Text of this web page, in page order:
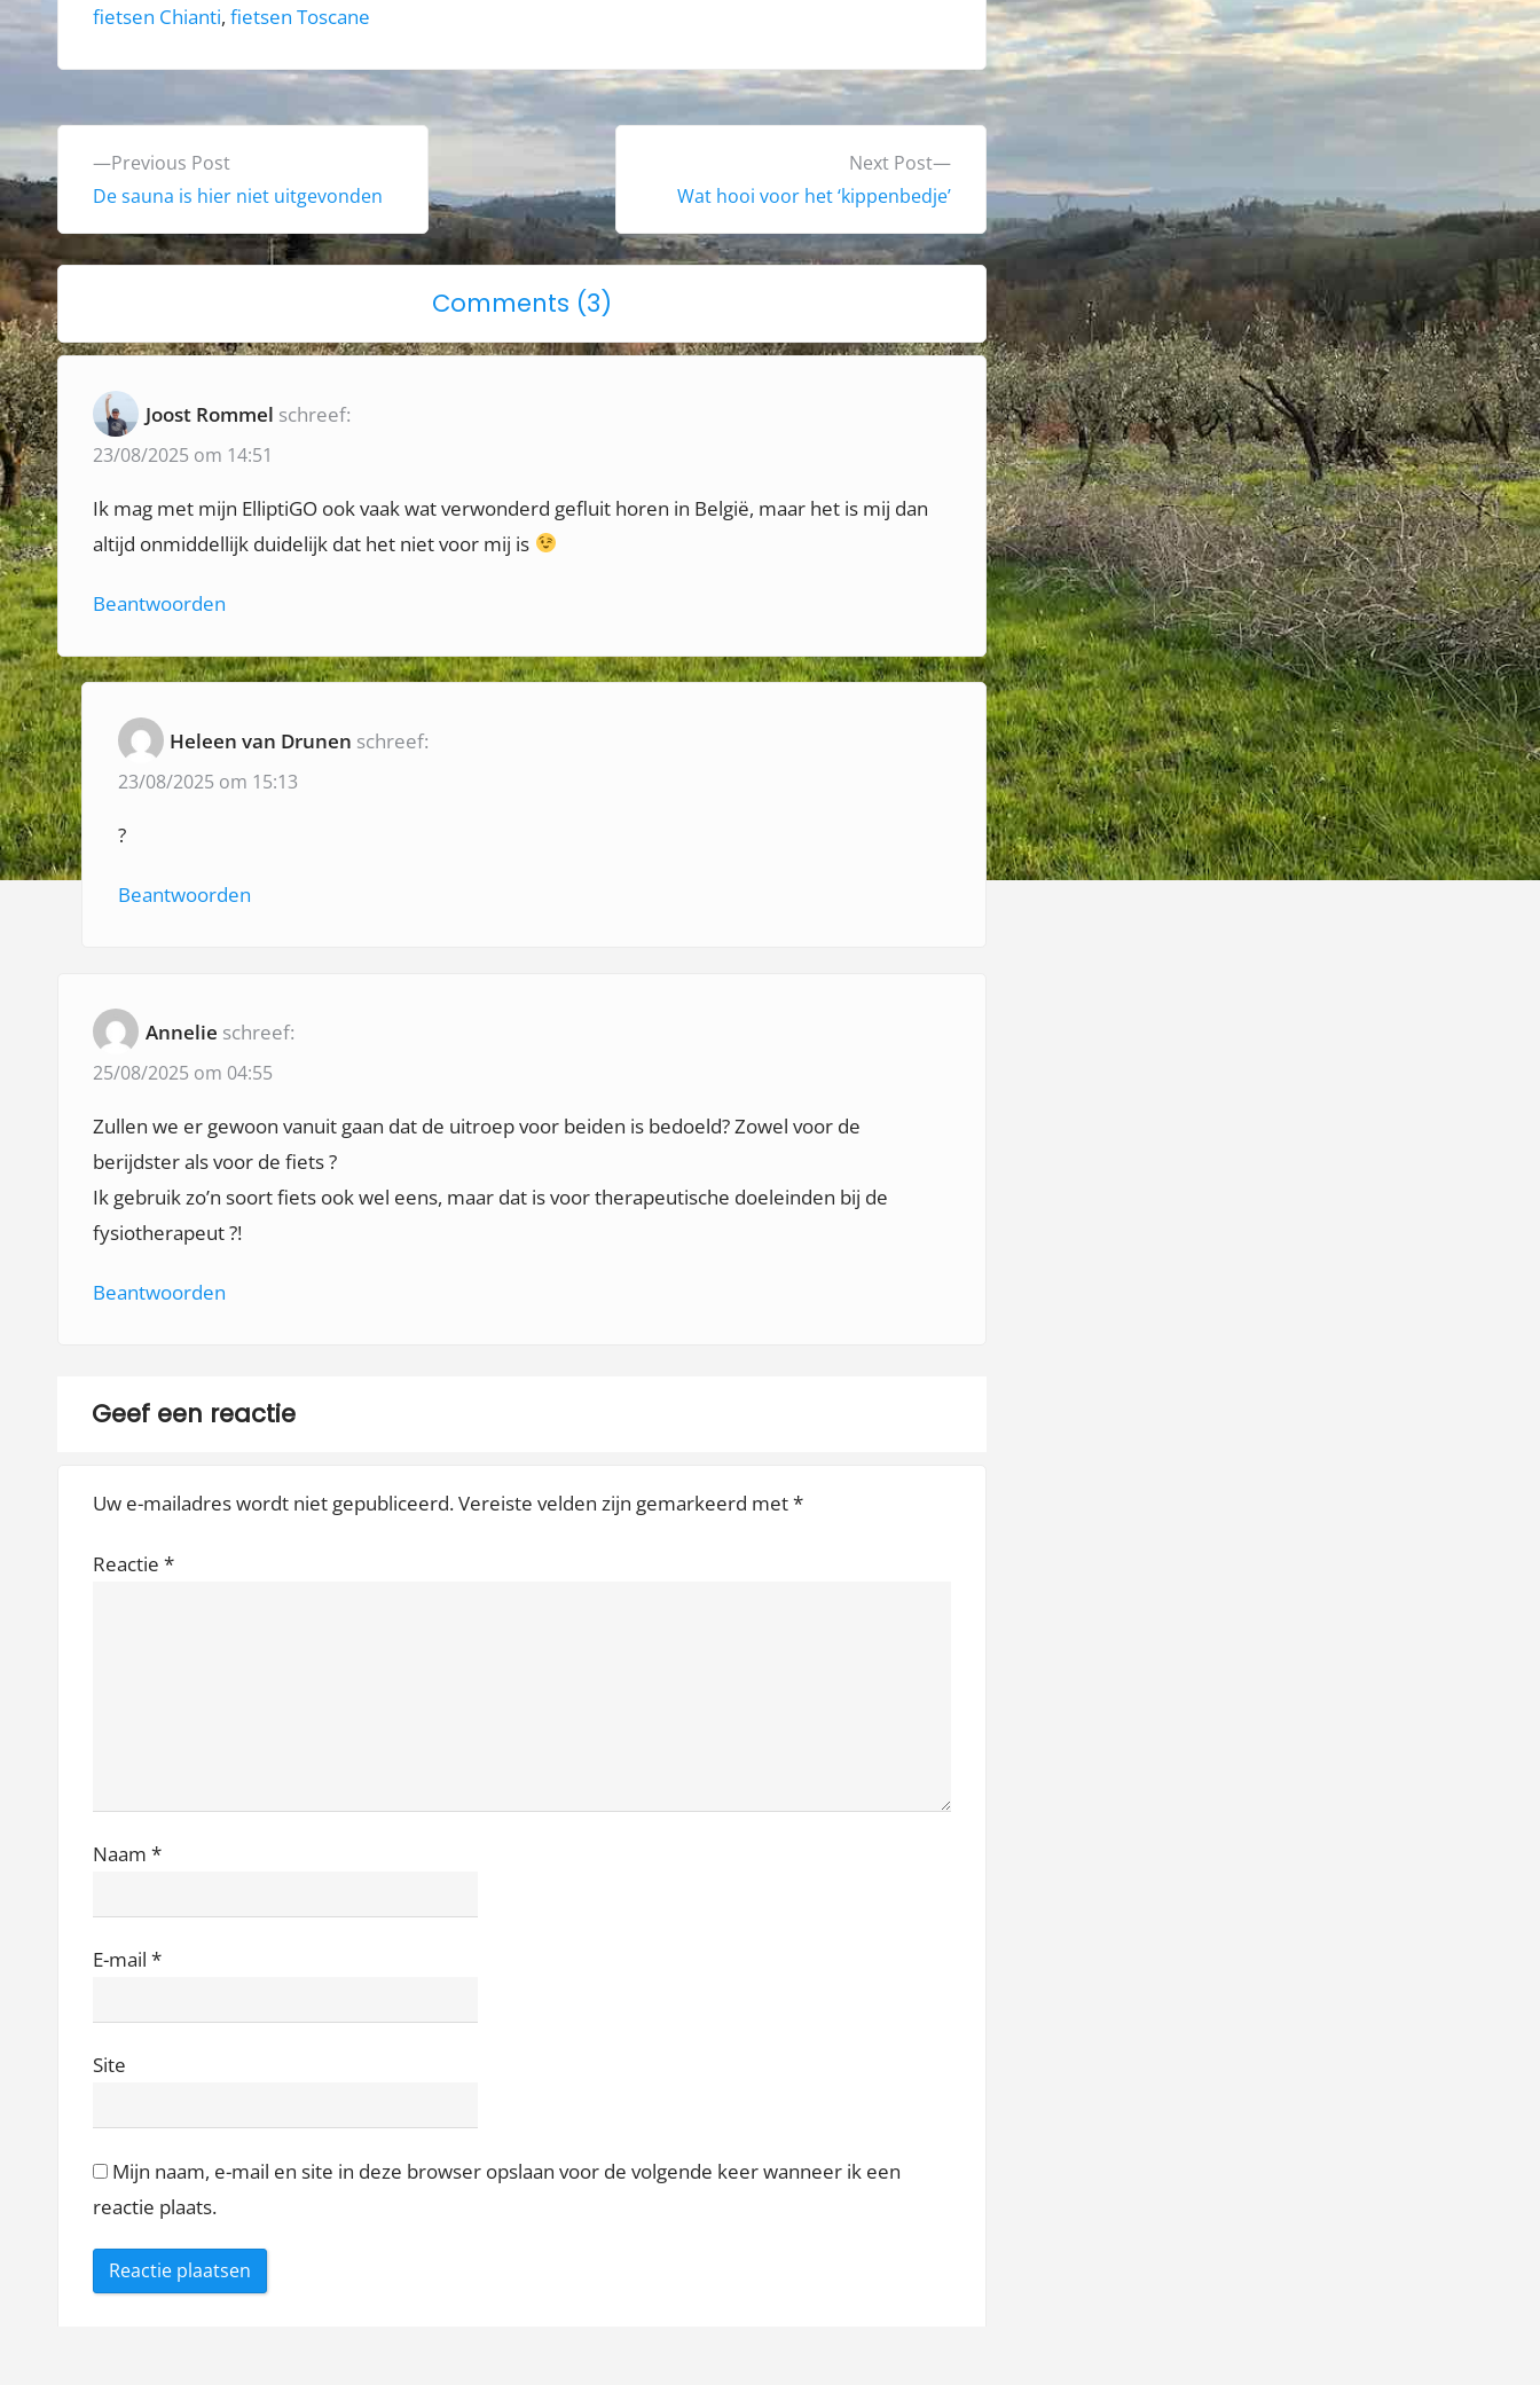
Tags:
fietsen Chianti,fietsen Toscane
B
e
r
i
c
h
t
n
a
v
i
g
a
t
i
e
Previous PostP
r
e
v
u
p
o
:
De sauna is hier niet uitgevonden
Next Post
N
e
x
t
s
Wat hooi voor het ‘kippenbedje’
Comments (3)
n
l
e
l
Joost Rommel schreef:
23/08/2025 om 14:51
Ik mag met mijn ElliptiGO ook vaak wat verwonderd gefluit horen in België, maar het is mij dan
altijd onmiddellijk duidelijk dat het niet voor mij is
Beantwoorden
Heleen van Drunen schreef:
23/08/2025 om 15:13
?
Beantwoorden
Annelie schreef:
25/08/2025 om 04:55
Zullen we er gewoon vanuit gaan dat de uitroep voor beiden is bedoeld? Zowel voor de
berijdster als voor de fiets ?
Ik gebruik zo’n soort fiets ook wel eens, maar dat is voor therapeutische doeleinden bij de
fysiotherapeut ?!
Beantwoorden
Geef een reactie
Uw e-mailadres wordt niet gepubliceerd.Vereiste velden zijn gemarkeerd met*
Reactie*
Naam*
E-mail*
Site
Mijn naam, e-mail en site in deze browser opslaan voor de volgende keer wanneer ik een
reactie plaats.